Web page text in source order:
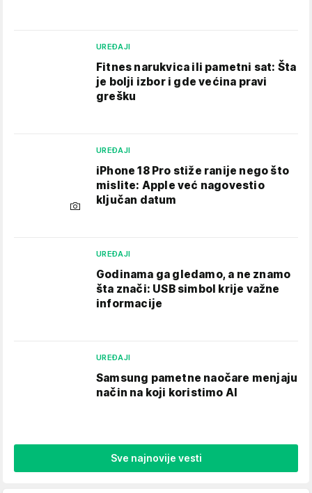
UREĐAJI
Fitnes narukvica ili pametni sat: Šta
je bolji izbor i gde većina pravi
grešku
UREĐAJI
iPhone 18 Pro stiže ranije nego što
mislite: Apple već nagovestio
ključan datum
UREĐAJI
Godinama ga gledamo, a ne znamo
šta znači: USB simbol krije važne
informacije
UREĐAJI
Samsung pametne naočare menjaju
način na koji koristimo AI
Sve najnovije vesti